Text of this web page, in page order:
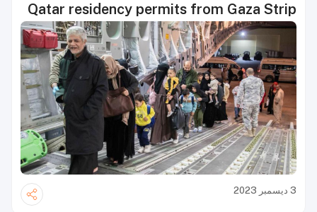
Qatar residency permits from Gaza Strip
3 ديسمبر 2023